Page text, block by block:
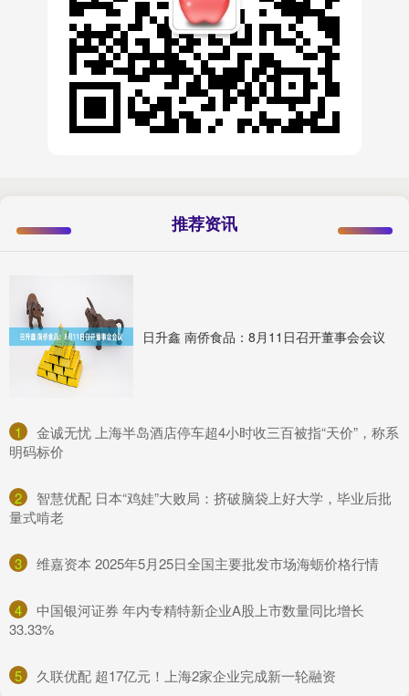
推荐资讯
日升鑫 南侨食品：8月11日召开董事会会议
1
​金诚无忧 上海半岛酒店停车超4小时收三百被指“天价”，称系
明码标价
2
​智慧优配 日本“鸡娃”大败局：挤破脑袋上好大学，毕业后批
量式啃老
3 ​维嘉资本 2025年5月25日全国主要批发市场海蛎价格行情
4
​中国银河证券 年内专精特新企业A股上市数量同比增长
33.33%
5 ​久联优配 超17亿元！上海2家企业完成新一轮融资